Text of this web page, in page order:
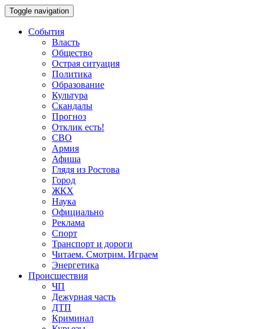
Toggle navigation
События
Власть
Общество
Острая ситуация
Политика
Образование
Культура
Скандалы
Прогноз
Отклик есть!
СВО
Армия
Афиша
Глядя из Ростова
Город
ЖКХ
Наука
Официально
Реклама
Спорт
Транспорт и дороги
Читаем. Смотрим. Играем
Энергетика
Происшествия
ЧП
Дежурная часть
ДТП
Криминал